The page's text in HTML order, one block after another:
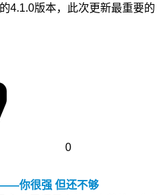
4.1.0版本，此次更新最重要的
0
你很强 但还不够